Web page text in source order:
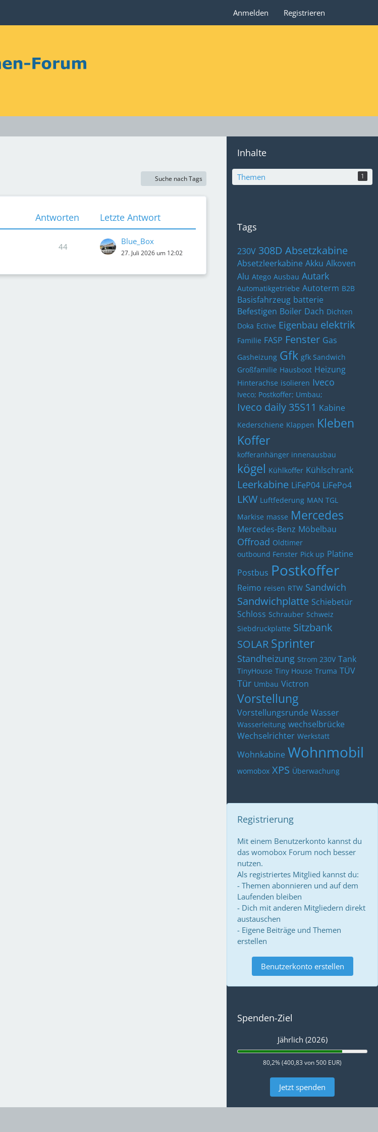
Anmelden Registrieren
Suche nach Tags
Antworten
Letzte Antwort
44
Blue_Box
27. Juli 2026 um 12:02
Inhalte
Themen 1
Tags
230V 308D Absetzkabine
Absetzleerkabine Akku Alkoven
Alu Atego Ausbau Autark
Automatikgetriebe Autoterm B2B
Basisfahrzeug batterie
Befestigen Boiler Dach Dichten
Doka Ective Eigenbau elektrik
Familie FASP Fenster Gas
Gasheizung Gfk gfk Sandwich
Großfamilie Hausboot Heizung
Hinterachse isolieren Iveco
Iveco; Postkoffer; Umbau;
Iveco daily 35S11 Kabine
Kederschiene Klappen Kleben
Koffer
kofferanhänger innenausbau
kögel Kühlkoffer Kühlschrank
Leerkabine LiFeP04 LiFePo4
LKW Luftfederung MAN TGL
Markise masse Mercedes
Mercedes-Benz Möbelbau
Offroad Oldtimer
outbound Fenster Pick up Platine
Postbus Postkoffer
Reimo reisen RTW Sandwich
Sandwichplatte Schiebetür
Schloss Schrauber Schweiz
Siebdruckplatte Sitzbank
SOLAR Sprinter
Standheizung Strom 230V Tank
TinyHouse Tiny House Truma TÜV
Tür Umbau Victron
Vorstellung
Vorstellungsrunde Wasser
Wasserleitung wechselbrücke
Wechselrichter Werkstatt
Wohnkabine Wohnmobil
womobox XPS Überwachung
Registrierung
Mit einem Benutzerkonto kannst du
das womobox Forum noch besser
nutzen.
Als registriertes Mitglied kannst du:
- Themen abonnieren und auf dem
Laufenden bleiben
- Dich mit anderen Mitgliedern direkt
austauschen
- Eigene Beiträge und Themen
erstellen
Benutzerkonto erstellen
Spenden-Ziel
Jährlich (2026)
80,2% (400,83 von 500 EUR)
Jetzt spenden